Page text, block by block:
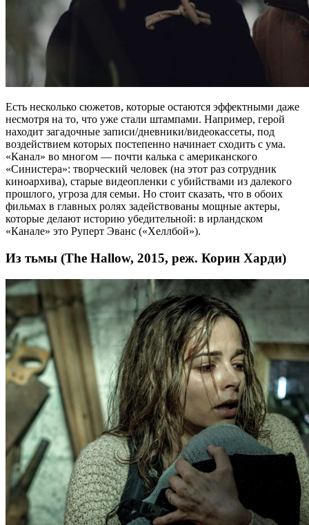
Есть несколько сюжетов, которые остаются эффектными даже
несмотря на то, что уже стали штампами. Например, герой
находит загадочные записи/дневники/видеокассеты, под
воздействием которых постепенно начинает сходить с ума.
«Канал» во многом — почти калька с американского
«Синистера»: творческий человек (на этот раз сотрудник
киноархива), старые видеопленки с убийствами из далекого
прошлого, угроза для семьи. Но стоит сказать, что в обоих
фильмах в главных ролях задействованы мощные актеры,
которые делают историю убедительной: в ирландском
«Канале» это Руперт Эванс («Хеллбой»).
Из тьмы (The Hallow, 2015, реж. Корин Харди)